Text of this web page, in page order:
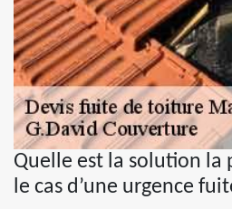
Quelle est la solution la
le cas d’une urgence